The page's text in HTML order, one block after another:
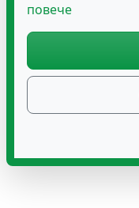
повече